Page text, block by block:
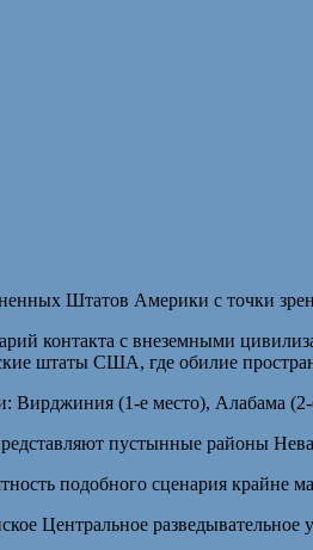
Штатов Америки с точки
контакта с внеземными
штаты США, где обилие
Вирджиния (1-е место), Алабама
пустынные районы
подобного сценария крайне
Центральное